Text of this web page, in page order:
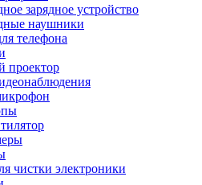
зарядное устройство
наушники
телефона
проектор
чистки электроники